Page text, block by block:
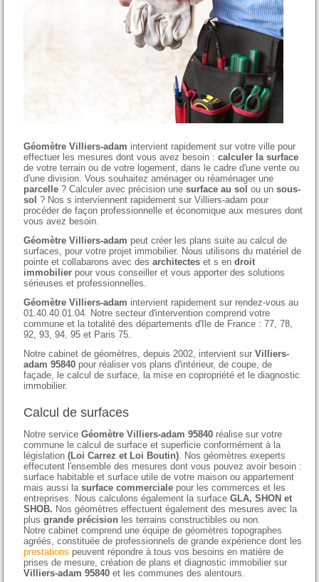
Géomètre Villiers-adam intervient rapidement sur votre ville pour
effectuer les mesures dont vous avez besoin :calculer la surface
de votre terrain ou de votre logement, dans le cadre d'une vente ou
d'une division. Vous souhaitez aménager ou réaménager une
parcelle ? Calculer avec précision unesurface au sol ou unsous-
sol ? Nos s interviennent rapidement sur Villiers-adam pour
procéder de façon professionnelle et économique aux mesures dont
vous avez besoin.
Géomètre Villiers-adam peut créer les plans suite au calcul de
surfaces, pour votre projet immobilier. Nous utilisons du matériel de
pointe et collabarons avec desarchitectes et s endroit
immobilier pour vous conseiller et vous apporter des solutions
sérieuses et professionnelles.
Géomètre Villiers-adam intervient rapidement sur rendez-vous au
01.40.40.01.04. Notre secteur d'intervention comprend votre
commune et la totalité des départements d'Ile de France : 77, 78,
92, 93, 94, 95 et Paris 75.
Notre cabinet de géomètres, depuis 2002, intervient surVilliers-
adam 95840 pour réaliser vos plans d'intérieur, de coupe, de
façade, le calcul de surface, la mise en copropriété et le diagnostic
immobilier.
Calcul de surfaces
Notre serviceGéomètre Villiers-adam 95840 réalise sur votre
commune le calcul de surface et superficie conformément à la
législation(Loi Carrez et Loi Boutin). Nos géomètres exeperts
effecutent l'ensemble des mesures dont vous pouvez avoir besoin :
surface habitable et surface utile de votre maison ou appartement
mais aussi lasurface commerciale pour les commerces et les
entreprises. Nous calculons également la surfaceGLA, SHON et
SHOB. Nos géomètres effectuent également des mesures avec la
plusgrande précision les terrains constructibles ou non.
Notre cabinet comprend une équipe de géomètres topographes
agréés, constituée de professionnels de grande expérience dont les
prestations peuvent répondre à tous vos besoins en matière de
prises de mesure, création de plans et diagnostic immobilier sur
Villiers-adam 95840 et les communes des alentours.